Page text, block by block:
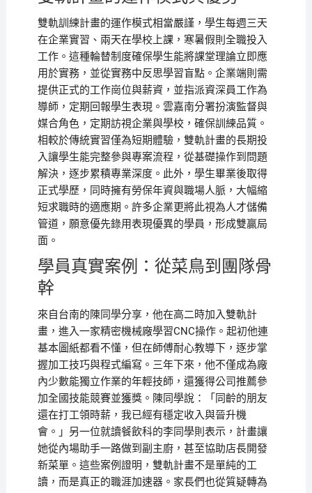
雙軌訓練計畫的運作模式相當嚴謹，學生每週三天
在企業實習、兩天在學校上課，寒暑假則全職投入
工作。這種輪替制度確保學生能將課堂理論立即應
用於實務，並從實務中反思學習盲點。企業端則需
提供正式的工作崗位與薪資，並指派資深員工作為
導師，定期回報學生表現。雲嘉南分署扮演監督與
媒合角色，定期訪視企業與學校，確保訓練品質。
相較於傳統實習僅為短期體驗，雙軌計畫的長期投
入讓學生能完整參與專案流程，從基礎操作到問題
解決，逐步累積專業深度。此外，學生畢業後取得
正式學歷，同時擁有勞保年資與職場人脈，大幅縮
短求職時的適應期。許多企業更將此視為人才儲備
管道，願意優先錄用表現優異的學員，形成雙贏局
面。
學員真實案例：從菜鳥到團隊骨
幹
來自台南的陳同學分享，他在高二時加入雙軌計
畫，進入一家精密機械廠學習CNC操作。起初他連
基本圖紙都看不懂，但在師傅耐心教導下，逐步掌
握加工技巧與程式編寫。三年下來，他不僅成為廠
內少數能獨立作業的年輕技師，還獲得公司推薦參
加全國技能競賽並獲獎。陳同學說：「同齡的朋友
還在打工領時薪，我已經有穩定收入與晉升機
會。」另一位就讀餐飲科的李同學則表示，計畫讓
她從內場助手一路做到副主廚，甚至協助店長開發
新菜單。這些案例證明，雙軌計畫不是單純的工
讀，而是真正的職涯加速器。家長們也從質疑轉為